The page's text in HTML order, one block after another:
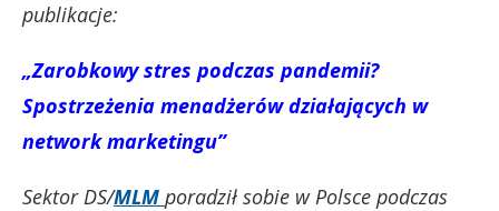
publikacje:
„Zarobkowy stres podczas pandemii?
Spostrzeżenia menadżerów działających w
network marketingu”
Sektor DS/MLM poradził sobie w Polsce podczas